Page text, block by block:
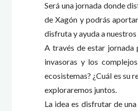
Será una jornada donde
de Xagón y podrás
disfruta y ayuda a
A través de estar jornada
invasoras y los
ecosistemas? ¿Cuál es su
exploraremos juntos.
La idea es disfrutar de